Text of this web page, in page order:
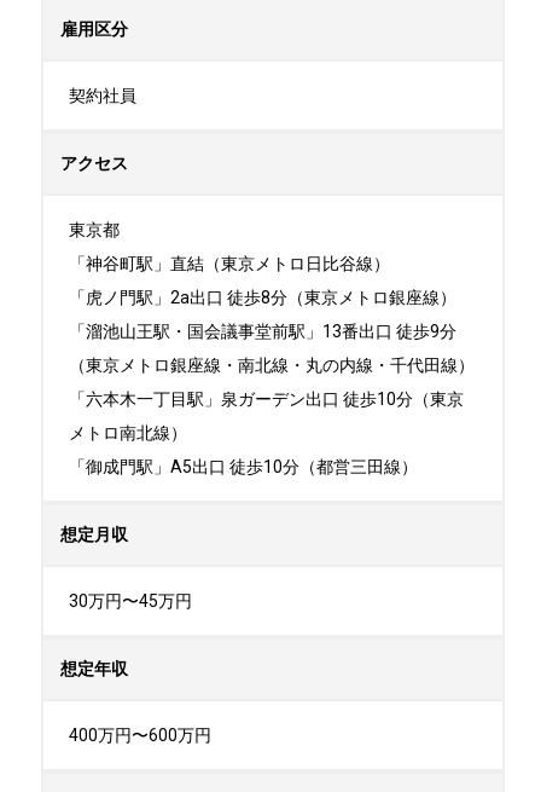
雇用区分
契約社員
アクセス
東京都
「神谷町駅」直結（東京メトロ日比谷線）
「虎ノ門駅」2a出口 徒歩8分（東京メトロ銀座線）
「溜池山王駅・国会議事堂前駅」13番出口 徒歩9分
（東京メトロ銀座線・南北線・丸の内線・千代田線）
「六本木一丁目駅」泉ガーデン出口 徒歩10分（東京
メトロ南北線）
「御成門駅」A5出口 徒歩10分（都営三田線）
想定月収
30万円〜45万円
想定年収
400万円〜600万円